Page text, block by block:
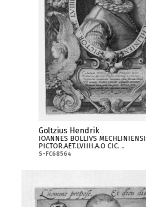
Goltzius Hendrik
IOANNES BOLLIVS MECHLINIENSI
PICTOR.AET.LVIIII.A.O CIC. ..
S-FC68564